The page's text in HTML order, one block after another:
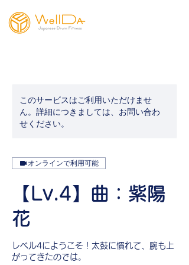
このサービスはご利用いただけませ
ん。詳細につきましては、お問い合わ
せください。
オンラインで利用可能
【Lv.4】曲：紫陽
花
レベル4にようこそ！太鼓に慣れて、腕も上
がってきたのでは。